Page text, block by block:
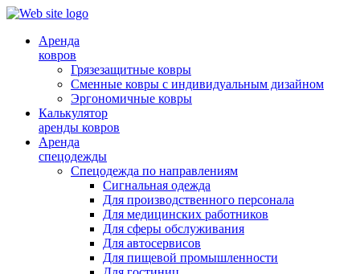
Аренда
ковров
Грязезащитные ковры
Сменные ковры с индивидуальным дизайном
Эргономичные ковры
Калькулятор
аренды ковров
Аренда
спецодежды
Спецодежда по направлениям
Сигнальная одежда
Для производственного персонала
Для медицинских работников
Для сферы обслуживания
Для автосервисов
Для пищевой промышленности